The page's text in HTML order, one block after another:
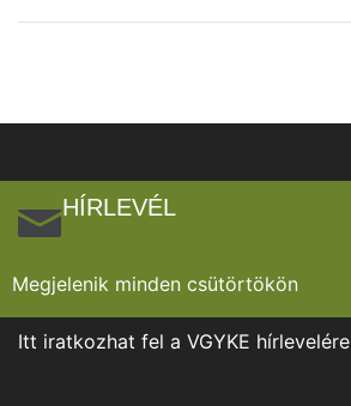
HÍRLEVÉL
Megjelenik minden csütörtökön
Itt iratkozhat fel a VGYKE hírlevelére